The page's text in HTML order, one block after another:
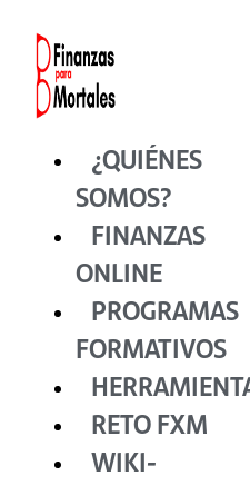
contenido
¿QUIÉNES
SOMOS?
FINANZAS
ONLINE
PROGRAMAS
FORMATIVOS
RETO FXM
WIKI-